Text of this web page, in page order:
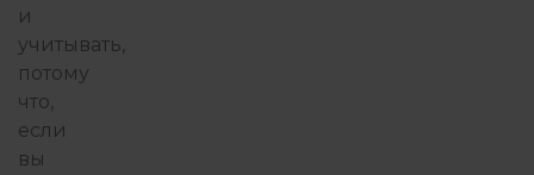
и
учитывать,
потому
что,
если
вы